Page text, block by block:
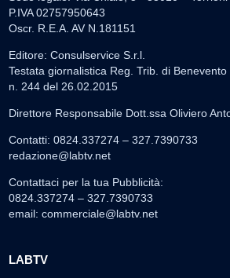
P.IVA 02757950643
Oscr. R.E.A. AV N.181151
Editore: Consulservice S.r.l.
Testata giornalistica Reg. Trib. di Benevento
n. 244 del 26.02.2015
Direttore Responsabile Dott.ssa Oliviero
Contatti: 0824.337274 – 327.7390733
redazione@labtv.net
Contattaci per la tua Pubblicità:
0824.337274 – 327.7390733
email: commerciale@labtv.net
LABTV